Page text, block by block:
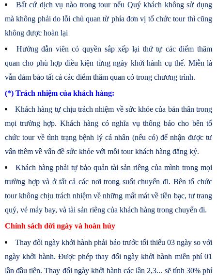
Bất cứ dịch vụ nào trong tour nếu Quý khách không sử dụng
mà không phải do lỗi chủ quan từ phía đơn vị tổ chức tour thì cũng
không được hoàn lại
Hướng dẫn viên có quyền sắp xếp lại thứ tự các điểm thăm
quan cho phù hợp điều kiện từng ngày khởi hành cụ thể. Miễn là
vẫn đảm bảo tất cả các điểm thăm quan có trong chương trình.
(*) Trách nhiệm của khách hàng:
Khách hàng tự chịu trách nhiệm về sức khỏe của bản thân trong
mọi trường hợp. Khách hàng có nghĩa vụ thông báo cho bên tổ
chức tour về tình trạng bệnh lý cá nhân (nếu có) để nhận được tư
vấn thêm về vấn đề sức khỏe với mỗi tour khách hàng đăng ký.
Khách hàng phải tự bảo quản tài sản riêng của mình trong mọi
trường hợp và ở tất cả các nơi trong suốt chuyến đi. Bên tổ chức
tour không chịu trách nhiệm về những mất mát về tiền bạc, tư trang
quý, vé máy bay, và tài sản riêng của khách hàng trong chuyến đi.
Chính sách dời ngày và hoàn hủy
Thay đổi ngày khởi hành phải báo trước tối thiểu 03 ngày so với
ngày khởi hành. Được phép thay đổi ngày khởi hành miễn phí 01
lần đầu tiên. Thay đổi ngày khởi hành các lần 2,3... sẽ tính 30% phí